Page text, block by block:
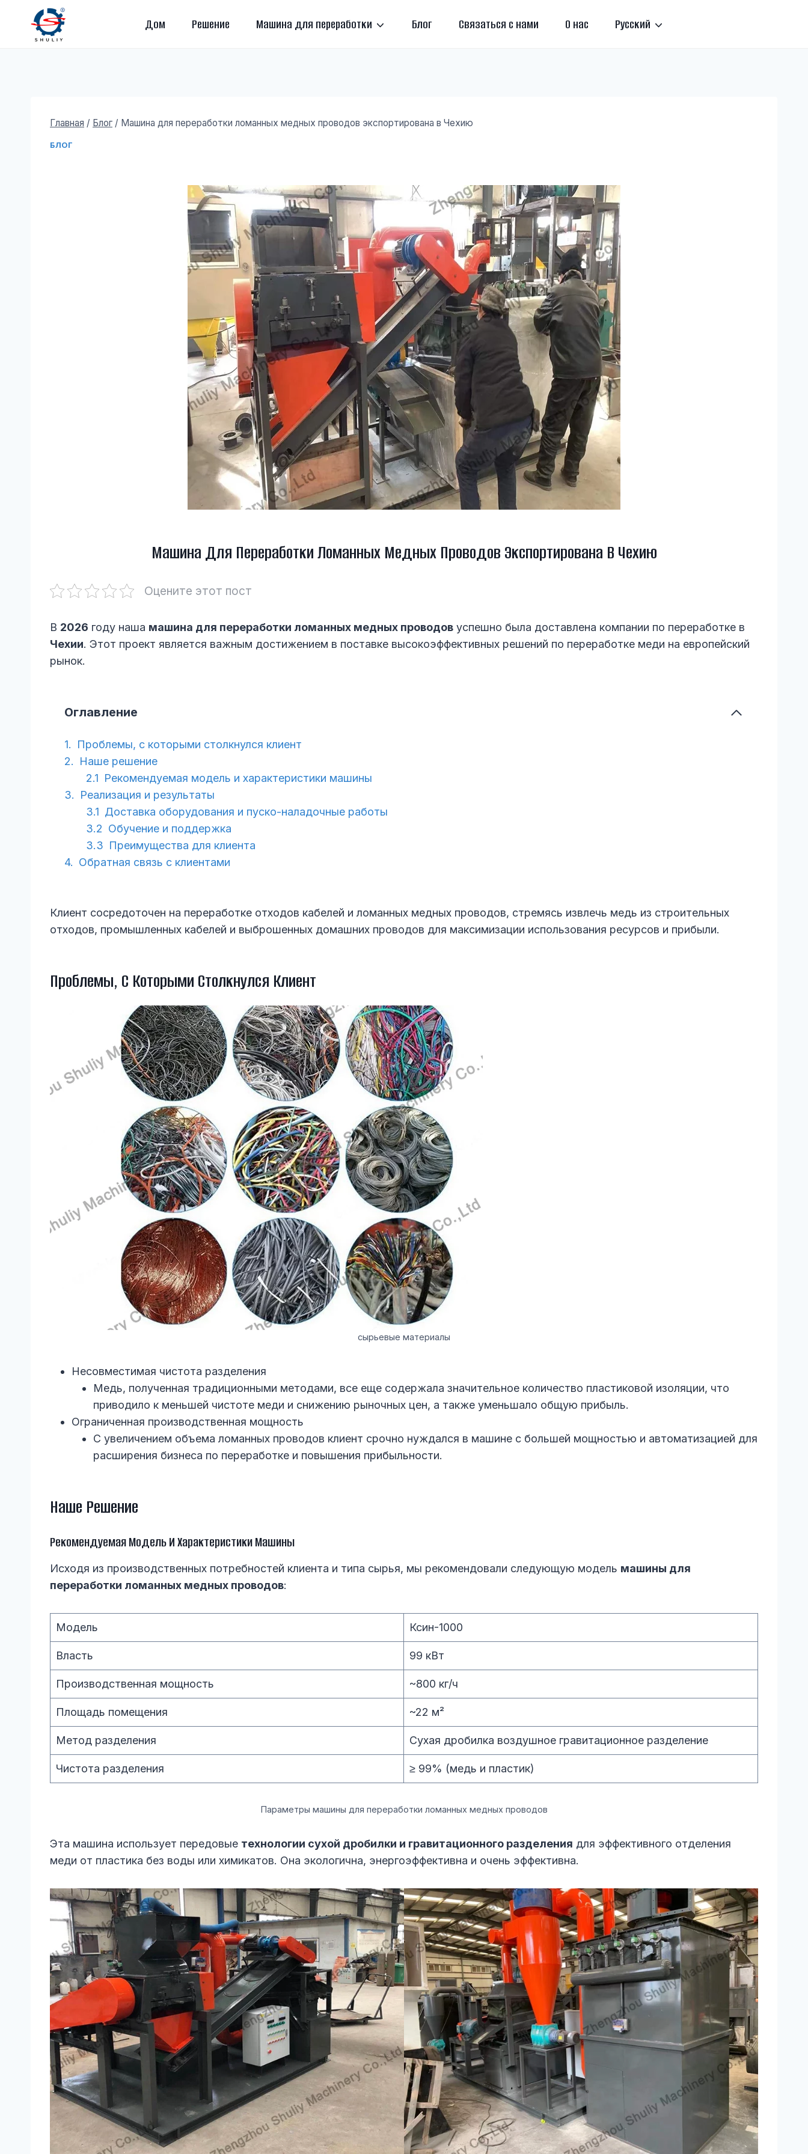
Перейти
содержимому
Дом Решение Машина для переработки Блог Связаться с нами О нас Русский
Главная / Блог / Машина для переработки ломанных медных проводов экспортирована в Чехию
БЛОГ
Машина Для Переработки Ломанных Медных Проводов Экспортирована В Чехию
Оцените этот пост
В 2026 году наша машина для переработки ломанных медных проводов успешно была доставлена компании по переработке в
Чехии. Этот проект является важным достижением в поставке высокоэффективных решений по переработке меди на европейский
рынок.
Оглавление
Проблемы, с которыми столкнулся клиент
Наше решение
Рекомендуемая модель и характеристики машины
Реализация и результаты
Доставка оборудования и пуско-наладочные работы
Обучение и поддержка
Преимущества для клиента
Обратная связь с клиентами
Клиент сосредоточен на переработке отходов кабелей и ломанных медных проводов, стремясь извлечь медь из строительных
отходов, промышленных кабелей и выброшенных домашних проводов для максимизации использования ресурсов и прибыли.
Проблемы, С Которыми Столкнулся Клиент
сырьевые материалы
Несовместимая чистота разделения
Медь, полученная традиционными методами, все еще содержала значительное количество пластиковой изоляции, что
приводило к меньшей чистоте меди и снижению рыночных цен, а также уменьшало общую прибыль.
Ограниченная производственная мощность
С увеличением объема ломанных проводов клиент срочно нуждался в машине с большей мощностью и автоматизацией для
расширения бизнеса по переработке и повышения прибыльности.
Наше Решение
Рекомендуемая Модель И Характеристики Машины
Исходя из производственных потребностей клиента и типа сырья, мы рекомендовали следующую модель машины для
переработки ломанных медных проводов:
Модель Ксин-1000
Власть 99 кВт
Производственная мощность ~800 кг/ч
Площадь помещения ~22 м²
Метод разделения Сухая дробилка воздушное гравитационное разделение
Чистота разделения ≥ 99% (медь и пластик)
Параметры машины для переработки ломанных медных проводов
Эта машина использует передовые технологии сухой дробилки и гравитационного разделения для эффективного отделения
меди от пластика без воды или химикатов. Она экологична, энергоэффективна и очень эффективна.